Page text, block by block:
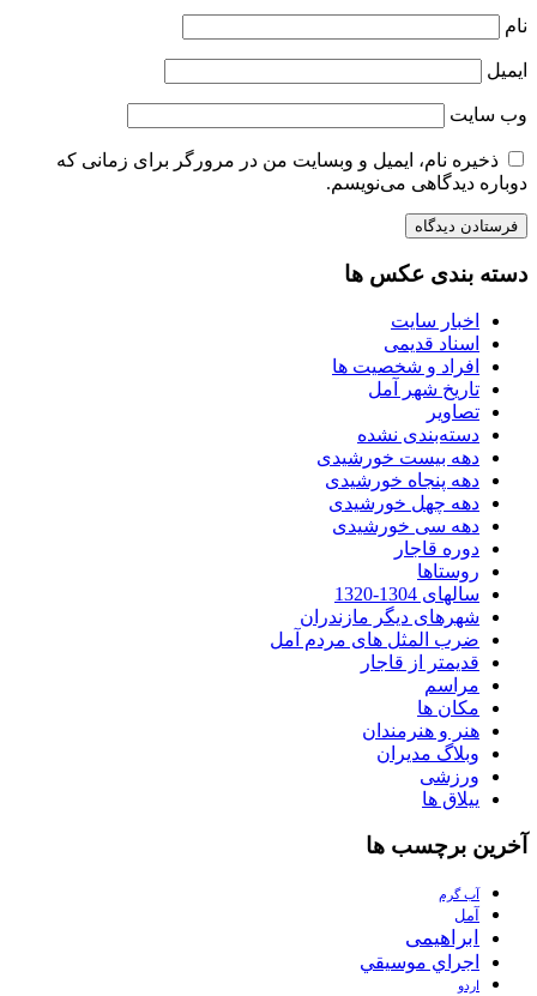
نام
ایمیل
وب‌ سایت
ذخیره نام، ایمیل و وبسایت من در مرورگر برای زمانی که
دوباره دیدگاهی می‌نویسم.
دسته بندی عکس ها
اخبار سایت
اسناد قدیمی
افراد و شخصیت ها
تاریخ شهر آمل
تصاویر
دسته‌بندی نشده
دهه بیست خورشیدی
دهه پنجاه خورشیدی
دهه چهل خورشیدی
دهه سی خورشیدی
دوره قاجار
روستاها
سالهای 1304-1320
شهرهای دیگر مازندران
ضرب المثل های مردم آمل
قدیمتر از قاجار
مراسم
مکان ها
هنر و هنرمندان
وبلاگ مدیران
ورزشی
ییلاق ها
آخرین برچسب ها
آب گرم
آمل
ابراهیمی
اجراي موسيقي
اردو